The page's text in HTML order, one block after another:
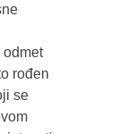
rođen
se